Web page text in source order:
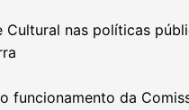
Cultural nas políticas
funcionamento da